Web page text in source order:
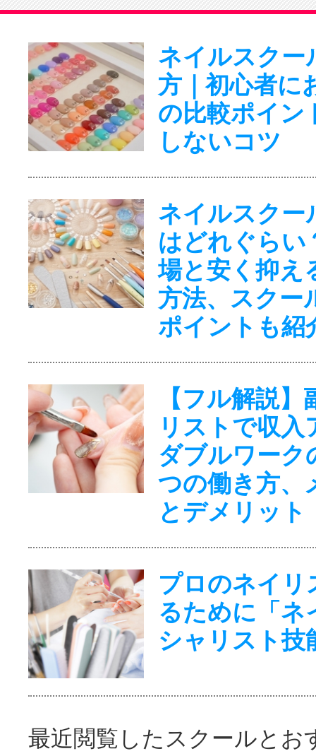
ネイルスクー
方｜初心者に
の比較ポイン
しないコツ
ネイルスクー
はどれぐらい
場と安く抑え
方法、スクー
ポイントも紹
【フル解説】
リストで収入
ダブルワーク
つの働き方、
とデメリット
プロのネイリ
るために「ネ
シャリスト技
最近閲覧したスクールとお